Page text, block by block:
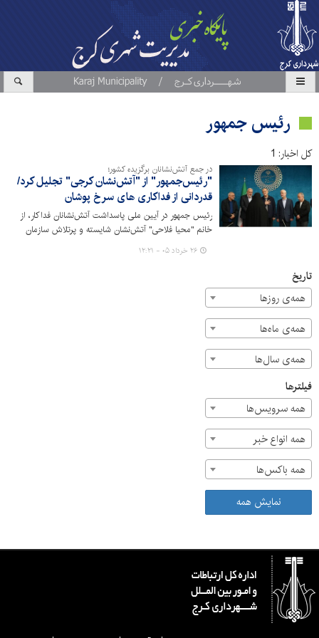
رئیس جمهور
کل اخبار: 1
در جمع آتش‌نشانان برگزیده کشور؛
"رئیس‌جمهور" از "آتش‌نشان کرجی" تجلیل کرد/
قدردانی از فداکاری‌ های سرخ پوشان
رئیس جمهور در آیین ملی پاسداشت آتش‌نشانان فداکار، از
خانم "محیا فلاحی" آتش‌نشان شایسته و پرتلاش سازمان
آتش‌نشانی و خدمات ایمنی شهرداری کرج تجلیل کرد.
۲۶ خرداد ۰۵ - ۱۲:۲۱
تاریخ
همه‌ی روزها
همه‌ی ماه‌ها
همه‌ی سال‌ها
فیلترها
همه سرویس‌ها
همه انواع خبر
همه باکس‌ها
نمایش همه